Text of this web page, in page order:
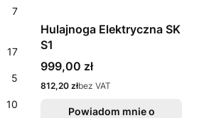
7
17
5
10
Hulajnoga Elektryczna SK
S1
Cena
999,00 zł
Cena
812,20 złbez VAT
Powiadom mnie o